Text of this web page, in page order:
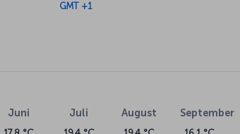
GMT +1
Juni Juli August September